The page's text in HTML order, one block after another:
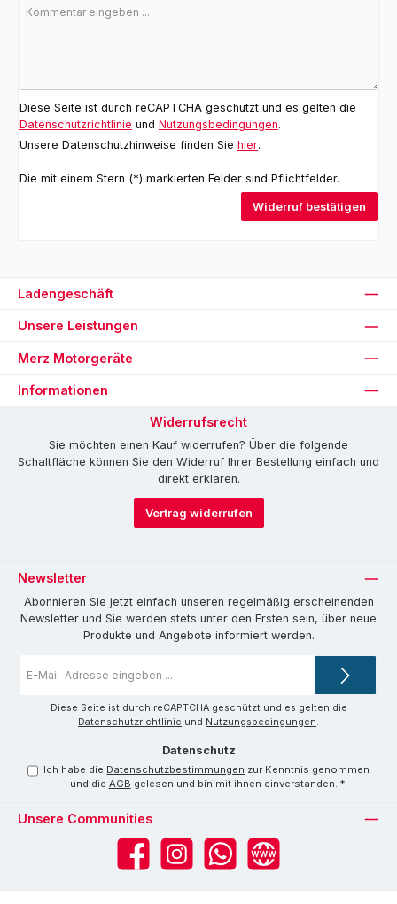
Diese Seite ist durch reCAPTCHA geschützt und es gelten die
Datenschutzrichtlinie und Nutzungsbedingungen.
Unsere Datenschutzhinweise finden Sie hier.
Die mit einem Stern (*) markierten Felder sind Pflichtfelder.
Widerruf bestätigen
Ladengeschäft
Unsere Leistungen
Merz Motorgeräte
Informationen
Widerrufsrecht
Sie möchten einen Kauf widerrufen? Über die folgende
Schaltfläche können Sie den Widerruf Ihrer Bestellung einfach und
direkt erklären.
Vertrag widerrufen
Newsletter
Abonnieren Sie jetzt einfach unseren regelmäßig erscheinenden
Newsletter und Sie werden stets unter den Ersten sein, über neue
Produkte und Angebote informiert werden.
Mail-
Diese Seite ist durch reCAPTCHA geschützt und es gelten die
Datenschutzrichtlinie und Nutzungsbedingungen.
Datenschutz
Ich habe die Datenschutzbestimmungen zur Kenntnis genommen
und die AGB gelesen und bin mit ihnen einverstanden. *
Unsere Communities
FacebookInstagramWhatsAppWebsite